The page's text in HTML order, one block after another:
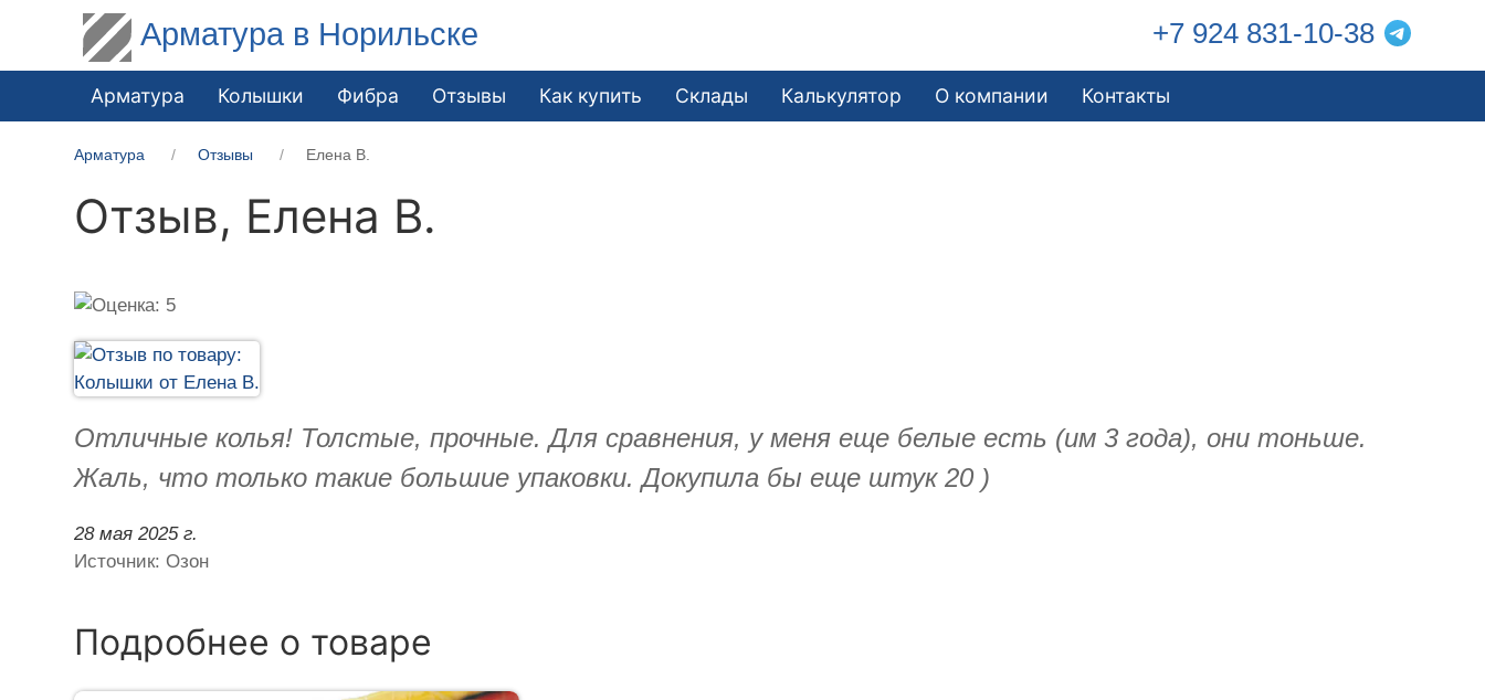
Арматура в Норильске +7 924 831-10-38
Арматура Колышки Фибра Отзывы Как купить Склады Калькулятор О компании Контакты
Арматура Отзывы Елена В.
Отзыв, Елена В.
Отличные колья! Толстые, прочные. Для сравнения, у меня еще белые есть (им 3 года), они тоньше.
Жаль, что только такие большие упаковки. Докупила бы еще штук 20 )
28 мая 2025 г.
Источник: Озон
Подробнее о товаре